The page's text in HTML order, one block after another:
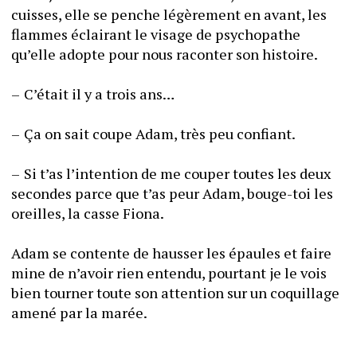
cuisses, elle se penche légèrement en avant, les
flammes éclairant le visage de psychopathe
–	C’était il y a trois ans…
–	Si t’as l’intention de me couper toutes les deux
secondes parce que t’as peur Adam, bouge-toi les
oreilles, la casse Fiona.
Adam se contente de hausser les épaules et faire
mine de n’avoir rien entendu, pourtant je le vois
bien tourner toute son attention sur un coquillage